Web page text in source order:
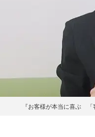
『お客様が本当に喜ぶ